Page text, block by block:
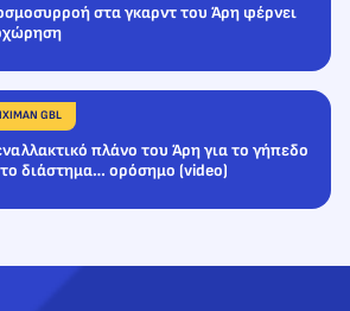
στα γκαρντ του Άρη φέρνει
GBL
πλάνο του Άρη για το γήπεδο
το διάστημα… ορόσημο (video)